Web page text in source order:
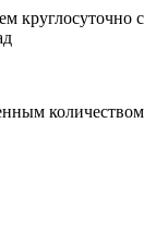
круглосуточно с
количеством